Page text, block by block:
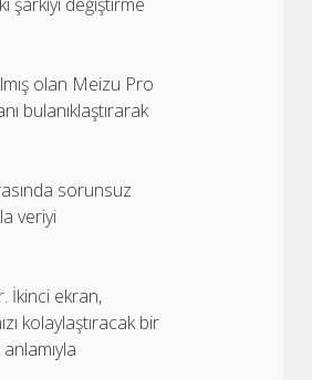
olan Meizu Pro
bulanıklaştırarak
sorunsuz
veriyi
İkinci ekran,
kolaylaştıracak bir